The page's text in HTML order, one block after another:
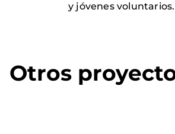
y jóvenes voluntarios.
Otros